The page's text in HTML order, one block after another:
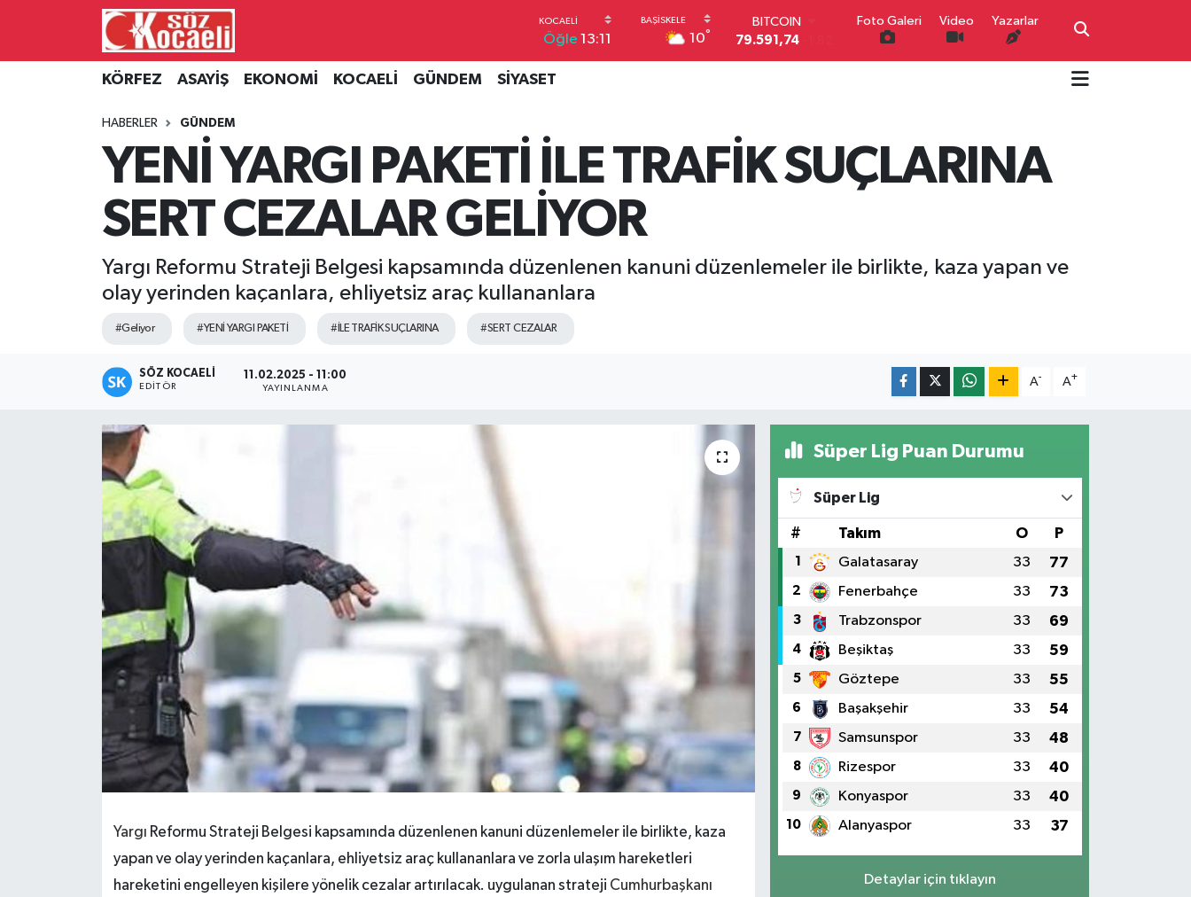
Öğle 13:11 10°
79.591,74
DOLAR
61,60380
G.ALTIN
6862,09000 0.19
Foto Galeri Video Yazarlar
KÖRFEZ ASAYİŞ EKONOMİ KOCAELİ GÜNDEM SİYASET
HABERLER GÜNDEM
YENİ YARGI PAKETİ İLE TRAFİK SUÇLARINA
SERT CEZALAR GELİYOR
Yargı Reformu Strateji Belgesi kapsamında düzenlenen kanuni düzenlemeler ile birlikte, kaza yapan ve
olay yerinden kaçanlara, ehliyetsiz araç kullananlara
#Geliyor #YENİ YARGI PAKETİ #İLE TRAFİK SUÇLARINA #SERT CEZALAR
SÖZ KOCAELI
EDITÖR
11.02.2025 - 11:00
YAYINLANMA
A- A+
Yargı Reformu Strateji Belgesi kapsamında düzenlenen kanuni düzenlemeler ile birlikte, kaza
yapan ve olay yerinden kaçanlara, ehliyetsiz araç kullananlara ve zorla ulaşım hareketleri
hareketini engelleyen kişilere yönelik cezalar artırılacak. uygulanan strateji Cumhurbaşkanı
Süper Lig Puan Durumu
Süper Lig
# Takım O P
1 Galatasaray 33 77
2 Fenerbahçe 33 73
3 Trabzonspor 33 69
4 Beşiktaş 33 59
5 Göztepe 33 55
6 Başakşehir 33 54
7 Samsunspor 33 48
8 Rizespor 33 40
9 Konyaspor 33 40
10 Alanyaspor 33 37
Detaylar için tıklayın
Kocaeli Nöbetçi Eczaneler
Kocaeli Namaz Vakitleri
Kocaeli Trafik Yoğunluk Haritası
Tüm Manşetler
Son Dakika Haberleri
Haber Arşivi